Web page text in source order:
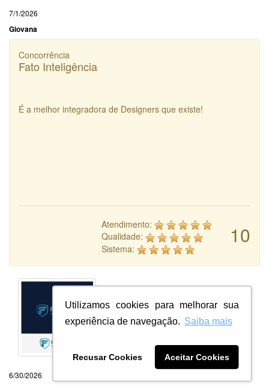
Utilizamos cookies para melhorar sua
experiência de navegação. Saiba mais
Recusar Cookies Aceitar Cookies
7/1/2026
Giovana
Concorrência
Fato Inteligência
É a melhor integradora de Designers que existe!
10
Atendimento:
Qualidade:
Sistema:
6/30/2026